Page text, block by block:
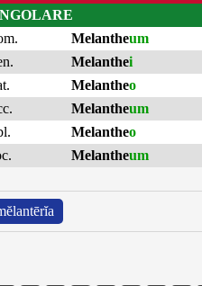
Melantheum
Melanthei
Melantheo
Melantheum
Melantheo
Melantheum